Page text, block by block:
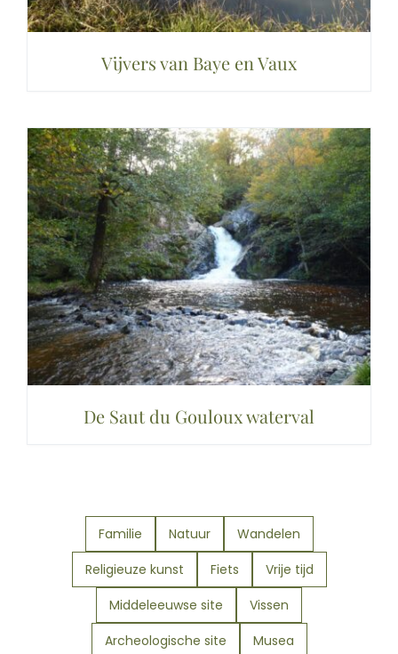
Vijvers van Baye en Vaux
De Saut du Gouloux waterval
Familie Natuur
Wandelen
Religieuze kunst
Fiets
Vrije tijd
Middeleeuwse site
Vissen
Archeologische site
Musea